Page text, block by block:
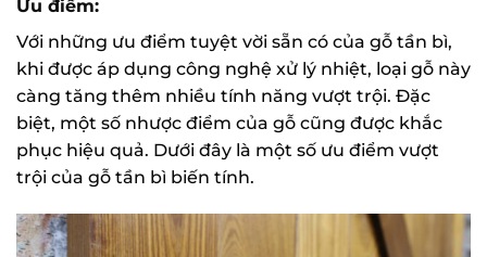
Ưu điểm:
Với những ưu điểm tuyệt vời sẵn có của gỗ tần bì,
khi được áp dụng công nghệ xử lý nhiệt, loại gỗ này
càng tăng thêm nhiều tính năng vượt trội. Đặc
biệt, một số nhược điểm của gỗ cũng được khắc
phục hiệu quả. Dưới đây là một số ưu điểm vượt
trội của gỗ tần bì biến tính.